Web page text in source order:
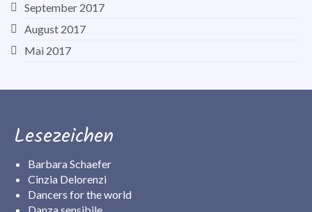
September 2017
August 2017
Mai 2017
Lesezeichen
Barbara Schaefer
Cinzia Delorenzi
Dancers for the world